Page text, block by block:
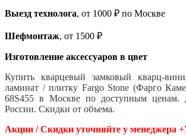
Выезд технолога, от 1000 ₽ по Москве
Шефмонтаж, от 1500 ₽
Изготовление аксессуаров в цвет
Купить кварцевый замковый кварц-
ламинат / плитку Fargo Stone (Фарго
68S455 в Москве по доступным ценам.
России. Скидки от объема.
Акции / Скидки уточняйте у менеджера